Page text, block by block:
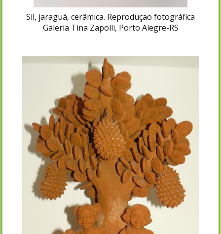
Sil, jaraguá, cerâmica. Reproduçao fotográfica
Galeria Tina Zapolli, Porto Alegre-RS